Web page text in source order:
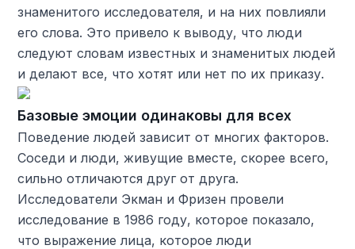
знаменитого исследователя, и на них повлияли
его слова. Это привело к выводу, что люди
следуют словам известных и знаменитых людей
и делают все, что хотят или нет по их приказу.
Базовые эмоции одинаковы для всех
Поведение людей зависит от многих факторов.
Соседи и люди, живущие вместе, скорее всего,
сильно отличаются друг от друга.
Исследователи Экман и Фризен провели
исследование в 1986 году, которое показало,
что выражение лица, которое люди